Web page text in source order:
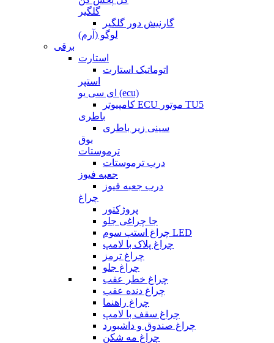
گلگیر
گارنیش دور گلگیر
لوگو (آرم)
برقی
استارت
اتوماتیک استارت
استپر
ای سی یو (ecu)
کامپیوتر ECU موتور TU5
باطری
سینی زیر باطری
بوق
ترموستات
درب ترموستات
جعبه فیوز
درب جعبه فیوز
چراغ
پروژکتور
جا چراغی جلو
چراغ استپ سوم LED
چراغ پلاک با لامپ
چراغ ترمز
چراغ جلو
چراغ خطر عقب
چراغ دنده عقب
چراغ راهنما
چراغ سقف با لامپ
چراغ صندوق و داشبورد
چراغ مه شکن